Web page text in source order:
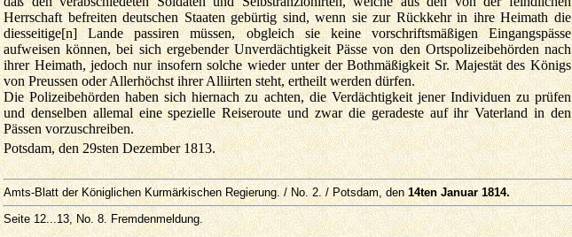
Herrschaft befreiten deutschen Staaten gebürtig sind, wenn sie zur Rückkehr in ihre Heimath die
diesseitige[n] Lande passiren müssen, obgleich sie keine vorschriftsmäßigen Eingangs­pässe
aufweisen können, bei sich ergebender Unverdächtigkeit Pässe von den Ortspolizeibehörden nach
ihrer Heimath, jedoch nur insofern solche wieder unter der Bothmäßigkeit Sr. Majestät des Königs
von Preussen oder Allerhöchst ihrer Alliirten steht, ertheilt werden dürfen.
Die Polizeibehörden haben sich hiernach zu achten, die Verdächtigkeit jener Individuen zu prüfen
und denselben allemal eine spezielle Reiseroute und zwar die geradeste auf ihr Vaterland in den
Pässen vorzuschreiben.
Potsdam, den 29sten Dezember 1813.
Amts-Blatt der Königlichen Kurmärkischen Regierung. / No. 2. / Potsdam, den14ten Januar 1814.
Seite 12...13, No. 8. Fremdenmeldung.